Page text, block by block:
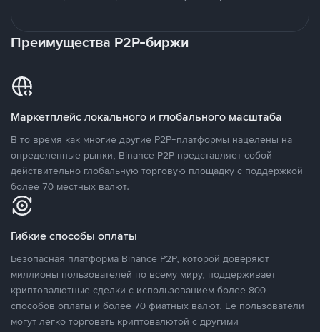
Преимущества P2P-биржи
Маркетплейс локального и глобального масштаба
В то время как многие другие P2P-платформы нацелены на
определенные рынки, Binance P2P представляет собой
действительно глобальную торговую площадку с поддержкой
более 70 местных валют.
Гибкие способы оплаты
Безопасная платформа Binance P2P, которой доверяют
миллионы пользователей по всему миру, поддерживает
криптовалютные сделки с использованием более 800
способов оплаты и более 70 фиатных валют. Ее пользователи
могут легко торговать криптовалютой с другими